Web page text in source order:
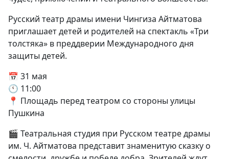
Русский театр драмы имени Чингиза Айтматова
приглашает детей и родителей на спектакль «Три
толстяка» в преддверии Международного дня
защиты детей.
📅 31 мая
🕚 11:00
📍 Площадь перед театром со стороны улицы
Пушкина
🎬 Театральная студия при Русском театре драмы
им. Ч. Айтматова представит знаменитую сказку о